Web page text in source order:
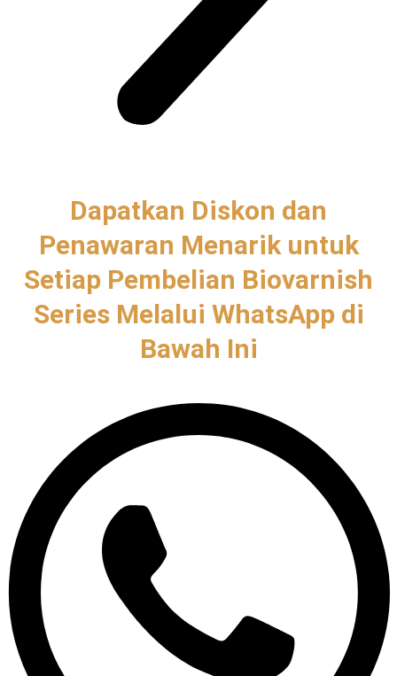
Dapatkan Diskon dan
Penawaran Menarik untuk
Setiap Pembelian Biovarnish
Series Melalui WhatsApp di
Bawah Ini